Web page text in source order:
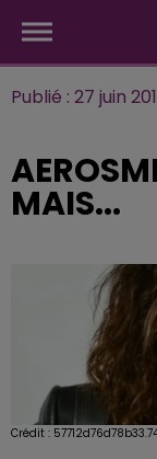
Publié : 27 juin
MAIS...
Crédit :